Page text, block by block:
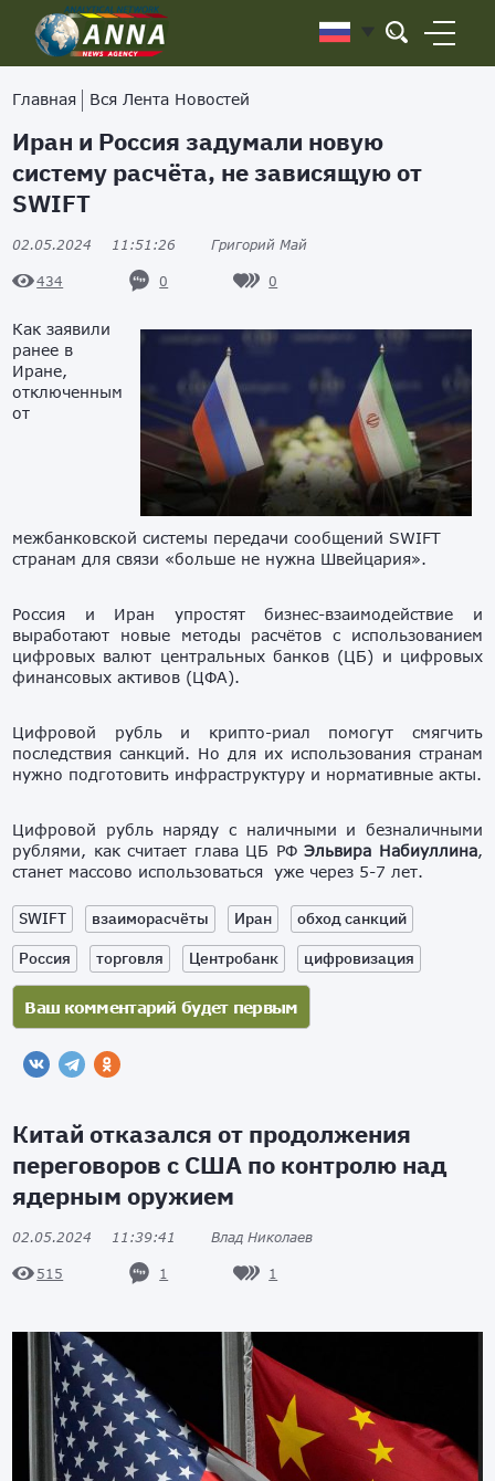
Главная Вся Лента Новостей
Иран и Россия задумали новую
систему расчёта, не зависящую от
SWIFT
02.05.2024 11:51:26 Григорий Май
434 0 0
Как заявили
ранее в
Иране,
отключенным
от
межбанковской системы передачи сообщений SWIFT
странам для связи «больше не нужна Швейцария».
Россия и Иран упростят бизнес-взаимодействие и
выработают новые методы расчётов с использованием
цифровых валют центральных банков (ЦБ) и цифровых
финансовых активов (ЦФА).
Цифровой рубль и крипто-риал помогут смягчить
последствия санкций. Но для их использования странам
нужно подготовить инфраструктуру и нормативные акты.
Цифровой рубль наряду с наличными и безналичными
рублями, как считает глава ЦБ РФЭльвира Набиуллина,
станет массово использоваться уже через 5-7 лет.
SWIFT взаиморасчёты Иран
обход санкций
Россия
торговля Центробанк цифровизация
Китай отказался от продолжения
переговоров с США по контролю над
ядерным оружием
02.05.2024 11:39:41 Влад Николаев
515 1 1